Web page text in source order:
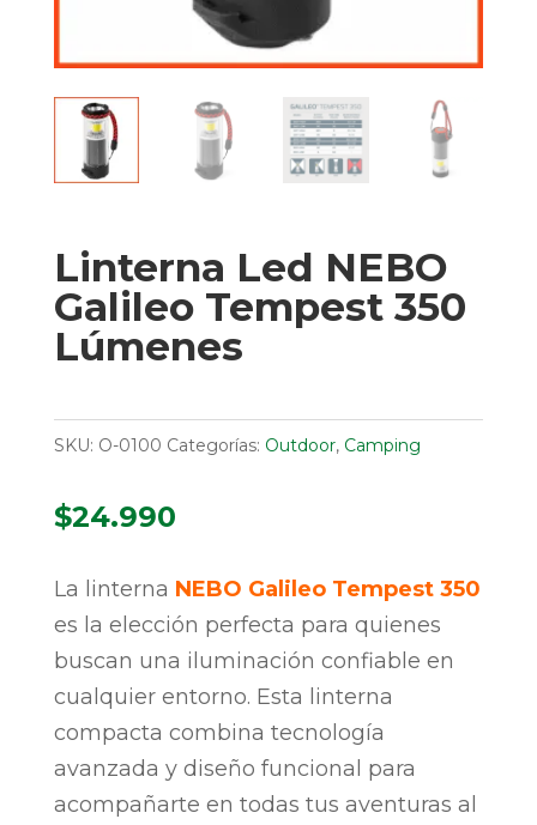
Linterna Led NEBO
Galileo Tempest 350
Lúmenes
SKU: O-0100 Categorías: Outdoor, Camping
$24.990
La linterna NEBO Galileo Tempest 350
es la elección perfecta para quienes
buscan una iluminación confiable en
cualquier entorno. Esta linterna
compacta combina tecnología
avanzada y diseño funcional para
acompañarte en todas tus aventuras al